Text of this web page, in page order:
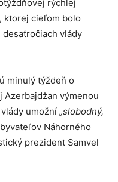
rýchlej
ktorej cieľom bolo
vlády
minulý týždeň o
Azerbajdžan výmenou
umožní „slobodný,
Náhorného
prezident Samvel